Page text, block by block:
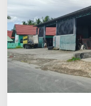
g
k
:
A
n
a
k
M
a